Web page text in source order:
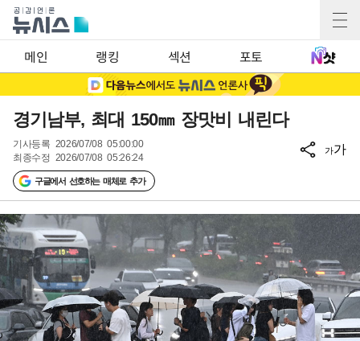
메인 랭킹 섹션 포토
경기남부, 최대 150㎜ 장맛비 내린다
기사등록 2026/07/08 05:00:00
최종수정 2026/07/08 05:26:24
구글에서 선호하는 매체로 추가
가가